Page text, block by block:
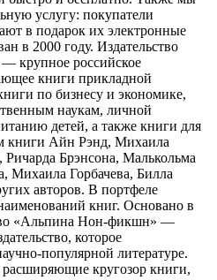
услугу: покупатели
в подарок их электронные
в 2000 году. Издательство
крупное российское
книги прикладной
по бизнесу и экономике,
наукам, личной
детей, а также книги для
книги Айн Рэнд, Михаила
Брэнсона, Малькольма
Михаила Горбачева, Билла
авторов. В портфеле
книг. Основано в
«Альпина Нон-фикшн» —
которое
популярной литературе.
кругозор книги,